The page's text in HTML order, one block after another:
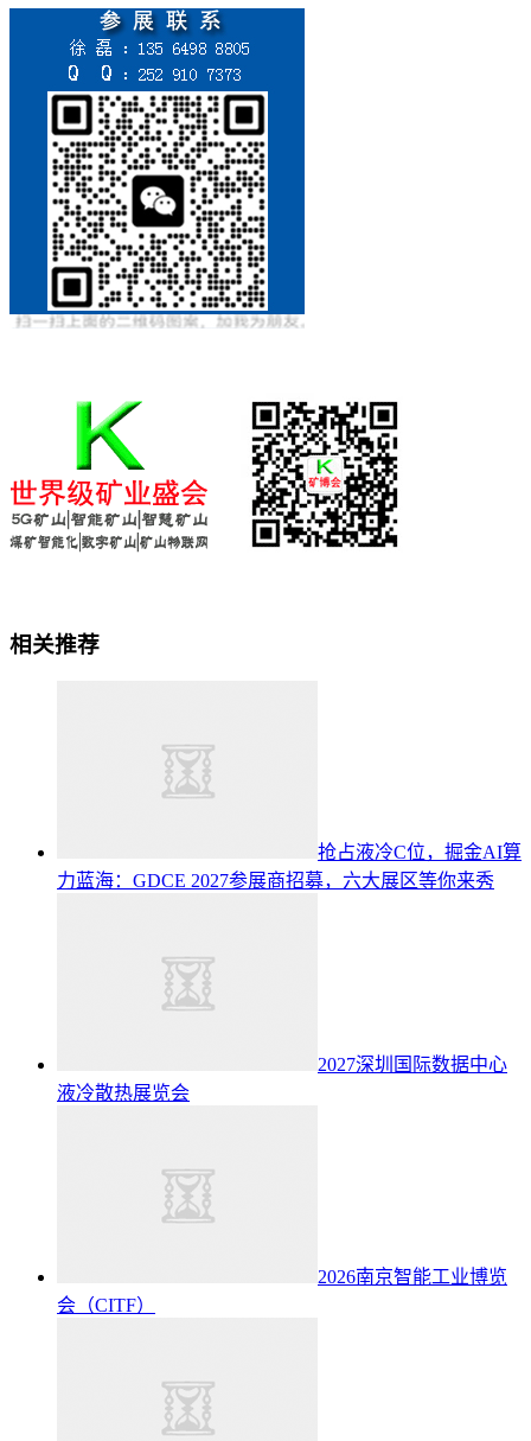
相关推荐
抢占液冷C位，掘金AI算
力蓝海：GDCE 2027参展商招募，六大展区等你来秀
2027深圳国际数据中心
液冷散热展览会
2026南京智能工业博览
会（CITF）